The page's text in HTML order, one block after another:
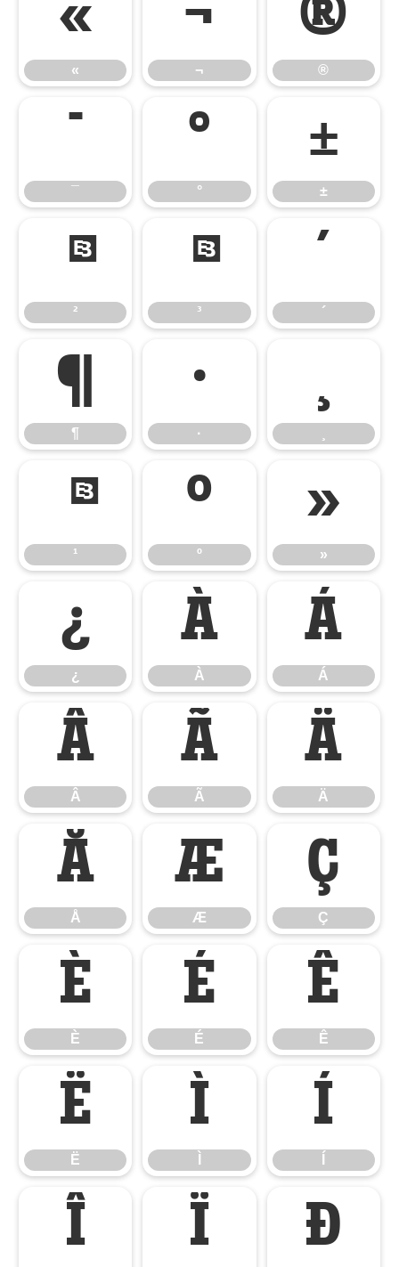
«
«
¬
¬
®
®
¯
¯
°
°
±
±
²
²
³
³
´
´
¶
¶
·
·
¸
¹
¹
º
º
»
»
¿
¿
À
À
Á
Á
Â
Â
Ã
Ã
Ä
Ä
Å
Å
Æ
Æ
Ç
Ç
È
È
É
É
Ê
Ê
Ë
Ë
Ì Í
Î Ï Ð